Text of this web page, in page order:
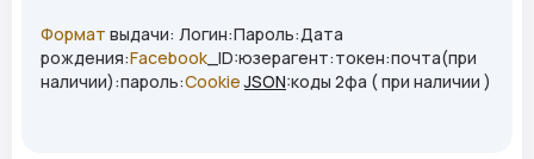
Формат выдачи: Логин:Пароль:Дата
рождения:Facebook _ID:юзерагент:токен:почта(при
наличии):пароль:Cookie JSON:коды 2фа ( при наличии )